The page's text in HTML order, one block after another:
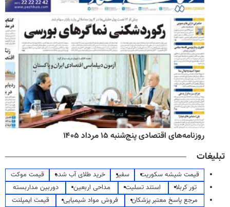
روزنامه‌های اقتصادی پنج‌شنبه ۱۵ مرداد ۱۴۰۵
تبلیغات
قیمت شیشه سکوریت سفیر خرید طلای آب شده
قیمت موکت
تور کربلا
استند تسلیت مداحی اربعین
دوربین مداربسته
مرجع پاسخ معتبر پزشکان
فروش مواد شیمیایی
قیمت ایمپلنت